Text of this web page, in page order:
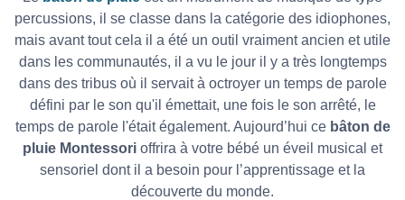
percussions, il se classe dans la catégorie des idiophones,
mais avant tout cela il a été un outil vraiment ancien et utile
dans les communautés, il a vu le jour il y a très longtemps
dans des tribus où il servait à octroyer un temps de parole
défini par le son qu'il émettait, une fois le son arrêté, le
temps de parole l'était également. Aujourd’hui ce bâton de
pluie Montessori offrira à votre bébé un éveil musical et
sensoriel dont il a besoin pour l’apprentissage et la
découverte du monde.